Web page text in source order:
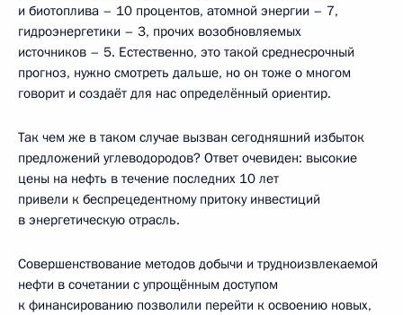
и биотоплива – 10 процентов, атомной энергии – 7,
гидроэнергетики – 3, прочих возобновляемых
источников – 5. Естественно, это такой среднесрочный
прогноз, нужно смотреть дальше, но он тоже о многом
говорит и создаёт для нас определённый ориентир.
Так чем же в таком случае вызван сегодняшний избыток
предложений углеводородов? Ответ очевиден: высокие
цены на нефть в течение последних 10 лет
привели к беспрецедентному притоку инвестиций
в энергетическую отрасль.
Совершенствование методов добычи и трудноизвлекаемой
нефти в сочетании с упрощённым доступом
к финансированию позволили перейти к освоению новых,